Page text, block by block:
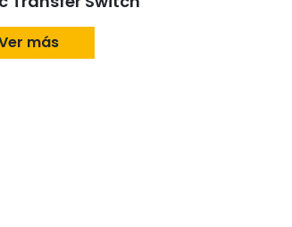
más